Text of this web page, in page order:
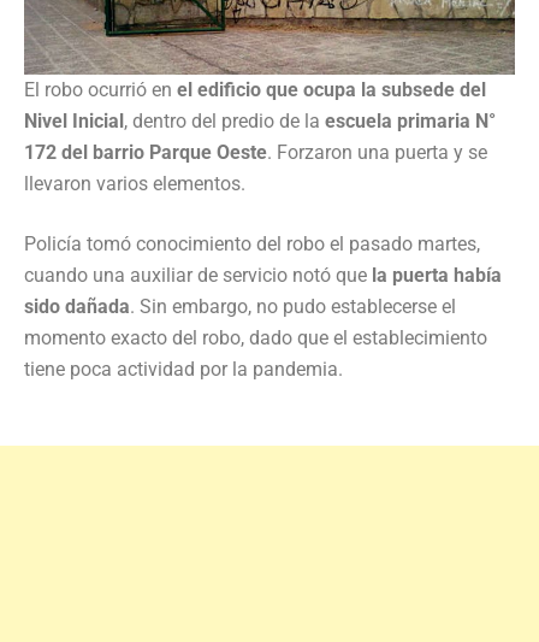
El robo ocurrió en el edificio que ocupa la subsede del
Nivel Inicial, dentro del predio de la escuela primaria N°
172 del barrio Parque Oeste. Forzaron una puerta y se
llevaron varios elementos.
Policía tomó conocimiento del robo el pasado martes,
cuando una auxiliar de servicio notó que la puerta había
sido dañada. Sin embargo, no pudo establecerse el
momento exacto del robo, dado que el establecimiento
tiene poca actividad por la pandemia.